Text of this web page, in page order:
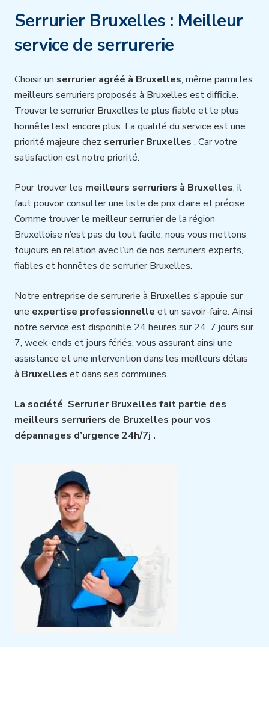
Serrurier Bruxelles : Meilleur
service de serrurerie
Choisir un serrurier agréé à Bruxelles, même parmi les
meilleurs serruriers proposés à Bruxelles est difficile.
Trouver le serrurier Bruxelles le plus fiable et le plus
honnête l’est encore plus. La qualité du service est une
priorité majeure chez serrurier Bruxelles . Car votre
satisfaction est notre priorité.
Pour trouver les meilleurs serruriers à Bruxelles, il
faut pouvoir consulter une liste de prix claire et précise.
Comme trouver le meilleur serrurier de la région
Bruxelloise n’est pas du tout facile, nous vous mettons
toujours en relation avec l’un de nos serruriers experts,
fiables et honnêtes de serrurier Bruxelles.
Notre entreprise de serrurerie à Bruxelles s’appuie sur
une expertise professionnelle et un savoir-faire. Ainsi
notre service est disponible 24 heures sur 24, 7 jours sur
7, week-ends et jours fériés, vous assurant ainsi une
assistance et une intervention dans les meilleurs délais
à Bruxelles et dans ses communes.
La société Serrurier Bruxelles fait partie des
meilleurs serruriers de Bruxelles pour vos
dépannages d’urgence 24h/7j .